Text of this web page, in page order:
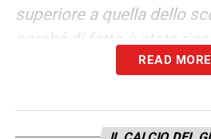
superiore a quella dello
perché di fatto è stata
blocco senza compiere
anche Josep Martinez mi
READ MORE